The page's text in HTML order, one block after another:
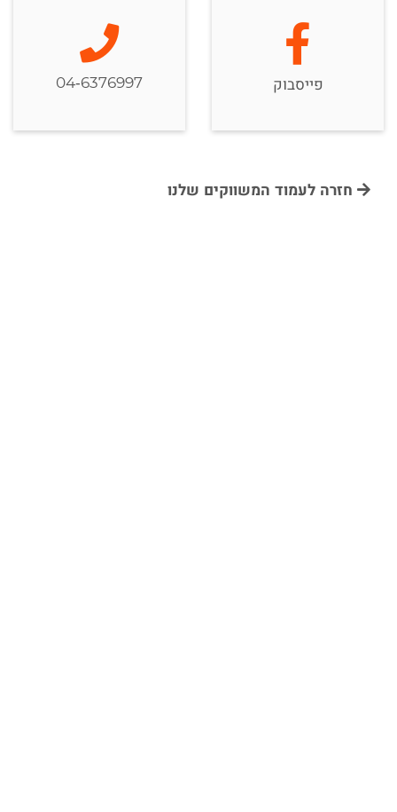
פייסבוק 04-6376997
חזרה לעמוד המשווקים שלנו